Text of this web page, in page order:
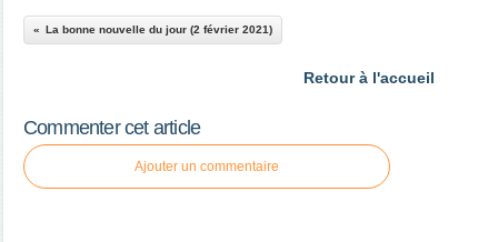
La bonne nouvelle du jour (2 février 2021)
Retour à l'accueil
Commenter cet article
Ajouter un commentaire